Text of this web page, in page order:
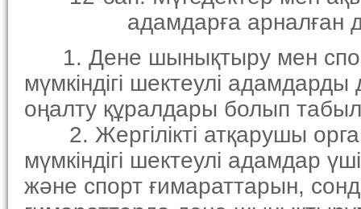
адамдарға арналған
1. Дене шынықтыру мен
мүмкiндiгi шектеулi адамдарды
оңалту құралдары болып
2. Жергiлiктi атқарушы
мүмкiндiгi шектеулi адамдар
және спорт ғимараттарын,